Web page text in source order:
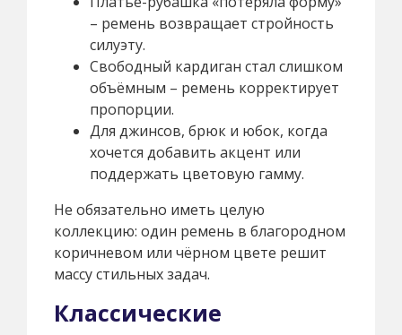
– ремень возвращает стройность
силуэту.
Свободный кардиган стал слишком
объёмным – ремень корректирует
пропорции.
Для джинсов, брюк и юбок, когда
хочется добавить акцент или
поддержать цветовую гамму.
Не обязательно иметь целую
коллекцию: один ремень в благородном
коричневом или чёрном цвете решит
массу стильных задач.
Классические